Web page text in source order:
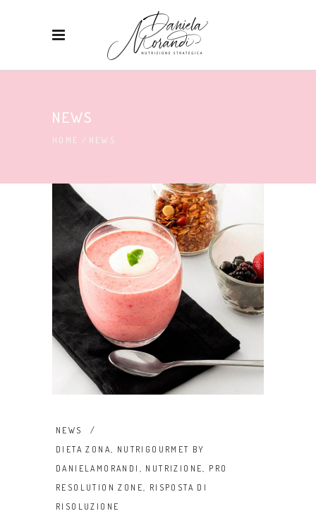
NEWS
HOME / NEWS
NEWS
DIETA ZONA
NUTRIGOURMET BY
DANIELAMORANDI
NUTRIZIONE
PRO
RESOLUTION ZONE
RISPOSTA DI
RISOLUZIONE